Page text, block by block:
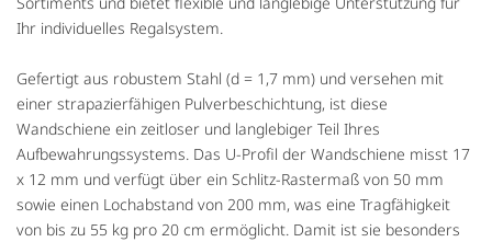
Ihr individuelles Regalsystem.
Gefertigt aus robustem Stahl (d = 1,7 mm) und versehen mit
einer strapazierfähigen Pulverbeschichtung, ist diese
Wandschiene ein zeitloser und langlebiger Teil Ihres
Aufbewahrungssystems. Das U-Profil der Wandschiene misst 17
x 12 mm und verfügt über ein Schlitz-Rastermaß von 50 mm
sowie einen Lochabstand von 200 mm, was eine Tragfähigkeit
von bis zu 55 kg pro 20 cm ermöglicht. Damit ist sie besonders